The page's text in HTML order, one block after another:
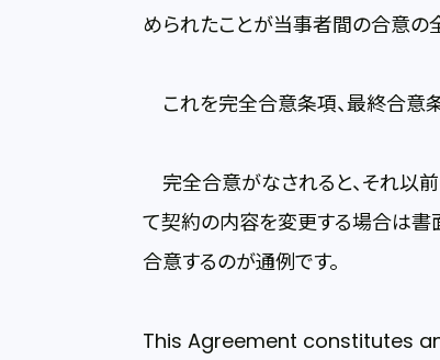
められたことが当事者間の合意の
これを完全合意条項、最終合意
完全合意がなされると、それ以
て契約の内容を変更する場合は書
合意するのが通例です。
This Agreement constitutes